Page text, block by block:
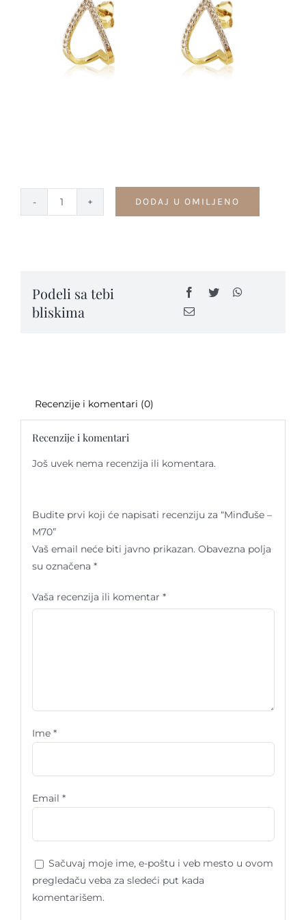
Minđuše
DODAJ U OMILJENO
Podeli sa tebi
bliskima
Recenzije i komentari (0)
Recenzije i komentari
Još uvek nema recenzija ili komentara.
Budite prvi koji će napisati recenziju za “Minđuše –
M70”
Vaš email neće biti javno prikazan. Obavezna polja
su označena *
Vaša recenzija ili komentar *
Ime *
Email *
Sačuvaj moje ime, e-poštu i veb mesto u ovom
pregledaču veba za sledeći put kada
komentarišem.